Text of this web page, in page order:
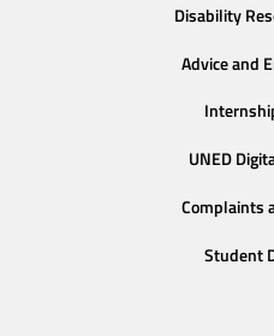
Disability
Advice and
UNED
Complaints
Student